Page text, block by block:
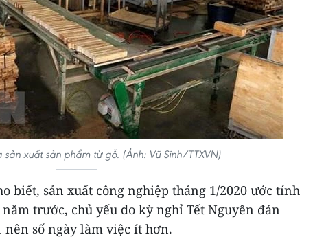
sản xuất sản phẩm từ gỗ. (Ảnh: Vũ Sinh/TTXVN)
biết, sản xuất công nghiệp tháng 1/2020 ước tính
trước, chủ yếu do kỳ nghỉ Tết Nguyên đán
nên số ngày làm việc ít hơn.